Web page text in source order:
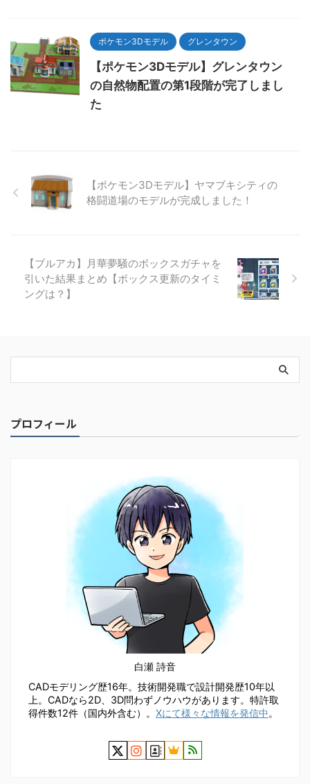
ポケモン3Dモデル グレンタウン
【ポケモン3Dモデル】グレンタウン
の自然物配置の第1段階が完了しまし
た
【ポケモン3Dモデル】ヤマブキシティの
格闘道場のモデルが完成しました！
【ブルアカ】月華夢騒のボックスガチャを
引いた結果まとめ【ボックス更新のタイミ
ングは？】
プロフィール
白瀬 詩音
CADモデリング歴16年。技術開発職で設計開発歴10年以
上。CADなら2D、3D問わずノウハウがあります。特許取
得件数12件（国内外含む）。 Xにて様々な情報を発信中 。